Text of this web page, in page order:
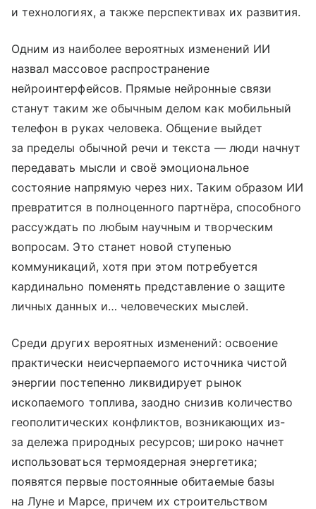
и технологиях, а также перспективах их развития.
Одним из наиболее вероятных изменений ИИ
назвал массовое распространение
нейроинтерфейсов. Прямые нейронные связи
станут таким же обычным делом как мобильный
телефон в руках человека. Общение выйдет
за пределы обычной речи и текста — люди начнут
передавать мысли и своё эмоциональное
состояние напрямую через них. Таким образом ИИ
превратится в полноценного партнёра, способного
рассуждать по любым научным и творческим
вопросам. Это станет новой ступенью
коммуникаций, хотя при этом потребуется
кардинально поменять представление о защите
личных данных и… человеческих мыслей.
Среди других вероятных изменений: освоение
практически неисчерпаемого источника чистой
энергии постепенно ликвидирует рынок
ископаемого топлива, заодно снизив количество
геополитических конфликтов, возникающих из-
за дележа природных ресурсов; широко начнет
использоваться термоядерная энергетика;
появятся первые постоянные обитаемые базы
на Луне и Марсе, причем их строительством